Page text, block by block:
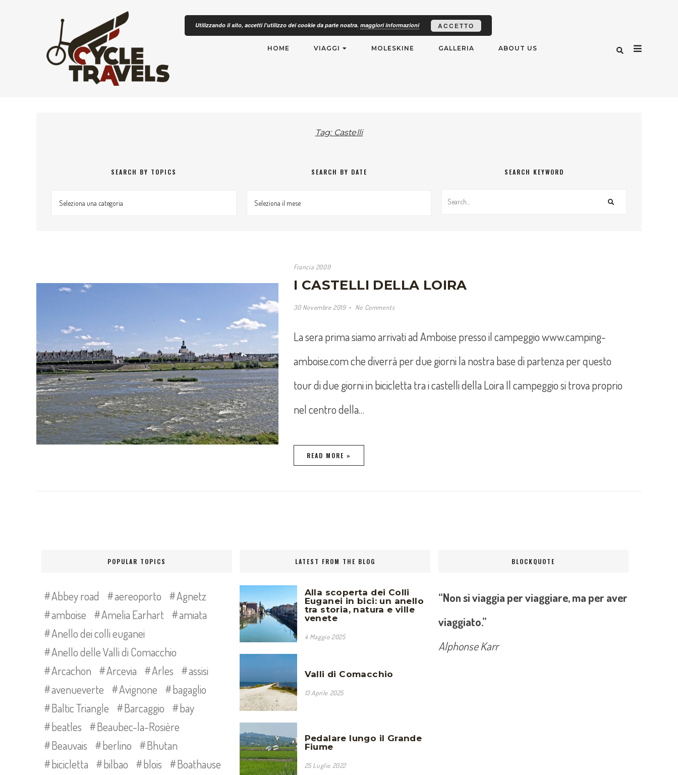
CICLOTURISMO
HOME VIAGGI MOLESKINE GALLERIA ABOUT US
Tag: Castelli
SEARCH BY TOPICS
Search by topics
SEARCH BY DATE
Search By Date
SEARCH KEYWORD
Francia 2009
I CASTELLI DELLA LOIRA
30 Novembre 2019 No Comments
La sera prima siamo arrivati ad Amboise presso il campeggio www.camping-
amboise.com che diverrà per due giorni la nostra base di partenza per questo
tour di due giorni in bicicletta tra i castelli della Loira Il campeggio si trova proprio
nel centro della…
READ MORE »
POPULAR TOPICS
Abbey road aereoporto
Agnetz
amboise
Amelia Earhart
amiata
Anello dei colli euganei
Anello delle Valli di Comacchio
Arcachon
Arcevia Arles
assisi
avenueverte
Avignone
bagaglio
Baltic Triangle
Barcaggio
bay
beatles
Beaubec-la-Rosière
Beauvais
berlino
Bhutan
bicicletta
bilbao blois
Boathause
LATEST FROM THE BLOG
Alla scoperta dei Colli
Euganei in bici: un anello
tra storia, natura e ville
venete
4 Maggio 2025
Valli di Comacchio
13 Aprile 2025
Pedalare lungo il Grande
Fiume
25 Luglio 2022
BLOCKQUOTE
“Non si viaggia per viaggiare, ma per aver
viaggiato.”
Alphonse Karr
Utilizzando il sito, accetti l'utilizzo dei cookie da parte nostra. maggiori informazioni ACCETTO